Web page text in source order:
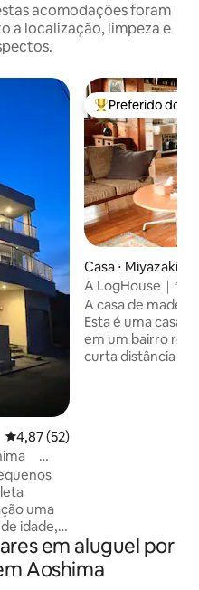
acomodações foram
a localização, limpeza e
4,87 de uma avaliação média
4,87 (52)
à beira-
som
nascer
uma
idade,
a 5
de
Entre os
Preferido dos
Casa ⋅ Miyazaki
A LogHouse｜青
なログハウス一棟
A casa de
Esta é uma casa
em um bairro
curta distância a
da Praia de
de carro da Praia
um ponto de
em aluguel por
Aoshima